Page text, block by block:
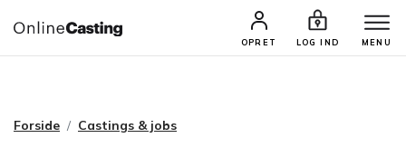
OPRET LOG IND MENU
CASTINGS & JOBS SØG PROFIL
Forside Castings & jobs